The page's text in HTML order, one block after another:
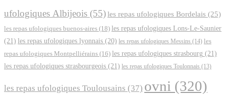
ufologiques Albijeois (55)les repas ufologiques Bordelais (25)
les repas ufologiques buenos-aires (18) les repas ufologiques Lons-Le-Saunier
(21) les repas ufologiques lyonnais (20) les repas ufologiques Messins (14) les
repas ufologiques Montpelliérains (16) les repas ufologiques strasbourg (21)
les repas ufologiques strasbourgeois (21) les repas ufologiques Toulonnais (13)
les repas ufologiques Toulousains (37) ovni (320)